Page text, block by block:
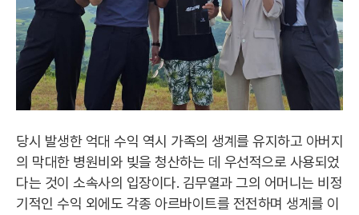
당시 발생한 억대 수익 역시 가족의 생계를 유지하고 아버지
의 막대한 병원비와 빚을 청산하는 데 우선적으로 사용되었
다는 것이 소속사의 입장이다. 김무열과 그의 어머니는 비정
기적인 수익 외에도 각종 아르바이트를 전전하며 생계를 이